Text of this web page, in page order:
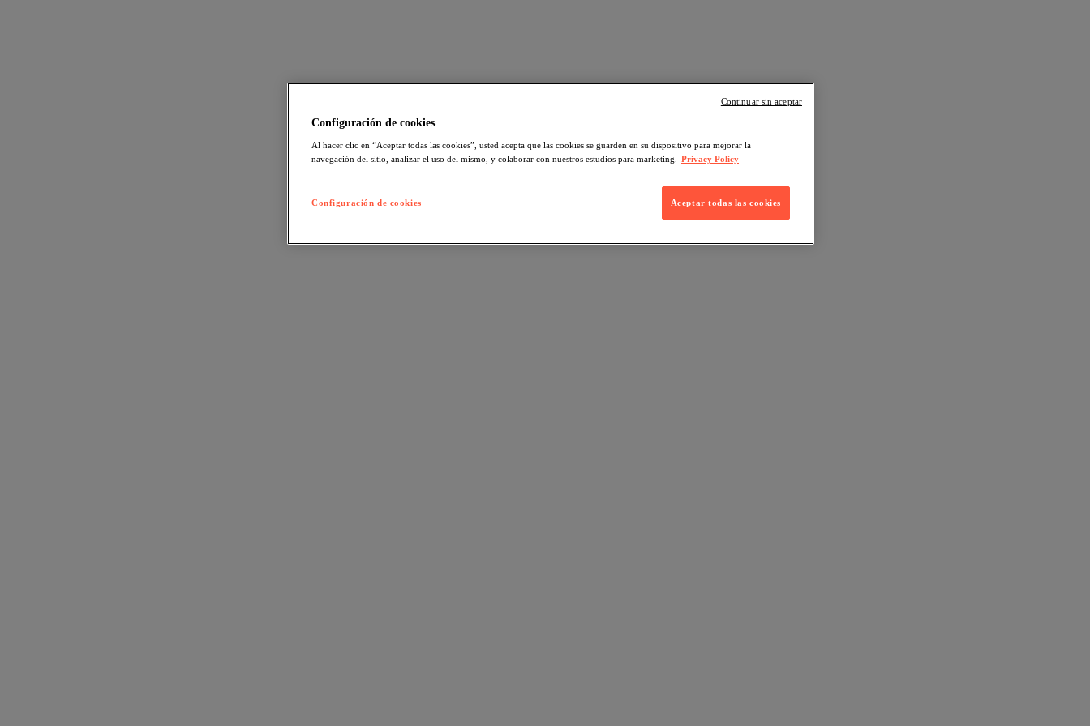
Configuración de cookies
Al hacer clic en “Aceptar todas las cookies”, usted acepta que las cookies se guarden en su dispositivo para mejorar la
navegación del sitio, analizar el uso del mismo, y colaborar con nuestros estudios para marketing.
Privacy Policy
Configuración de cookies Aceptar todas las cookies
Continuar sin aceptar